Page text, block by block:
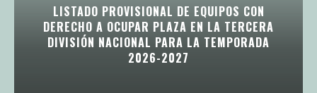
LISTADO PROVISIONAL DE EQUIPOS CON
DERECHO A OCUPAR PLAZA EN LA TERCERA
DIVISIÓN NACIONAL PARA LA TEMPORADA
2026-2027